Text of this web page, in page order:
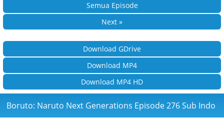
Semua Episode
Next »
Download GDrive
Download MP4
Download MP4 HD
Boruto: Naruto Next Generations Episode 276 Sub Indo